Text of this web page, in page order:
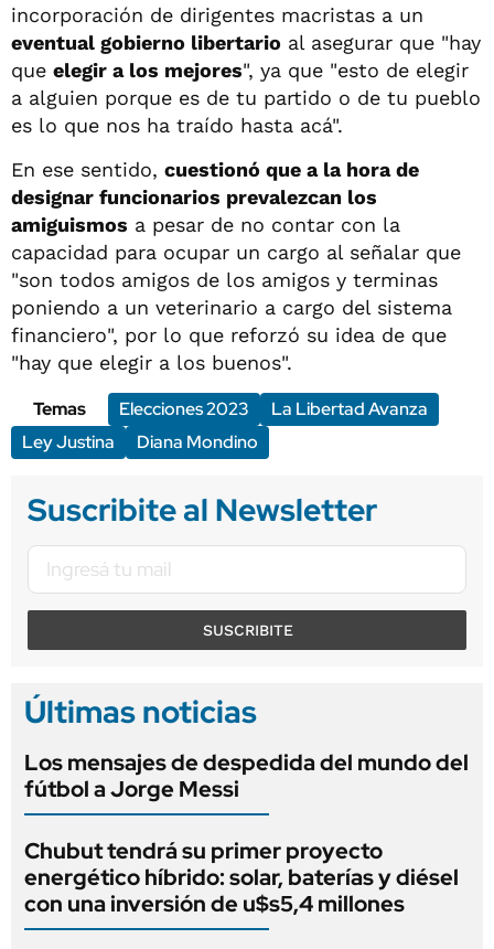
incorporación de dirigentes macristas a un
eventual gobierno libertario al asegurar que "hay
que elegir a los mejores", ya que "esto de elegir
a alguien porque es de tu partido o de tu pueblo
es lo que nos ha traído hasta acá".
En ese sentido, cuestionó que a la hora de
designar funcionarios prevalezcan los
amiguismos a pesar de no contar con la
capacidad para ocupar un cargo al señalar que
"son todos amigos de los amigos y terminas
poniendo a un veterinario a cargo del sistema
financiero", por lo que reforzó su idea de que
"hay que elegir a los buenos".
Temas
Elecciones 2023
La Libertad Avanza
Ley Justina
Diana Mondino
Suscribite al Newsletter
SUSCRIBITE
Últimas noticias
Los mensajes de despedida del mundo del
fútbol a Jorge Messi
Chubut tendrá su primer proyecto
energético híbrido: solar, baterías y diésel
con una inversión de u$s5,4 millones